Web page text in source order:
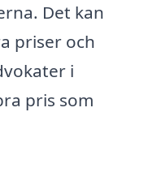
Det kan
priser och
i
pris som